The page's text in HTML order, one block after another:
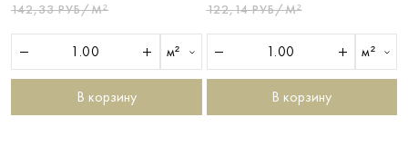
142,33 РУБ/М²
м²
В корзину
122,14 РУБ/М²
м²
В корзину